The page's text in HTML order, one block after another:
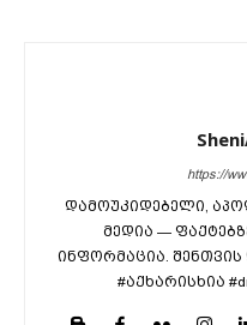
https://
დამოუკიდებელი,
მედია —
ინფორმაცია.
#აქხარისხია